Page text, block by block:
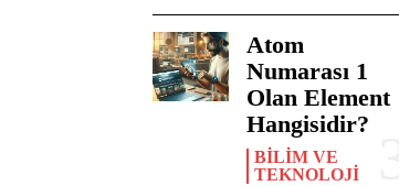
Atom
Numarası 1
Olan Element
Hangisidir?
BILIM VE
TEKNOLOJI